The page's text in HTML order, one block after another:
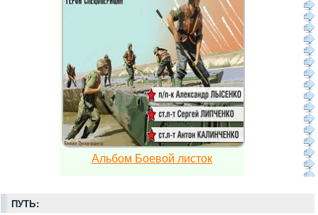
Альбом Боевой листок
ПУТЬ: